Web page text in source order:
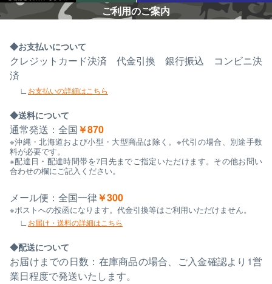
ご利用のご案内
お支払いについて
クレジットカード決済 代金引換 銀行振込 コンビニ決
済
お支払いの詳細はこちら
送料について
通常発送：全国￥870
※沖縄・北海道および小型・大型商品は除く。※代引の場合、別途手数
料が必要です。
※配達日・配達時間帯を7日先までご指定いただけます。その他お問い
合わせの欄にご記入ください。
メール便：全国一律￥300
※ポストへの投函になります。代金引換等はご利用いただけません。
お届け・送料の詳細はこちら
配送について
お届けまでの日数：在庫商品の場合、ご入金確認より1営
業日程度で発送いたします。